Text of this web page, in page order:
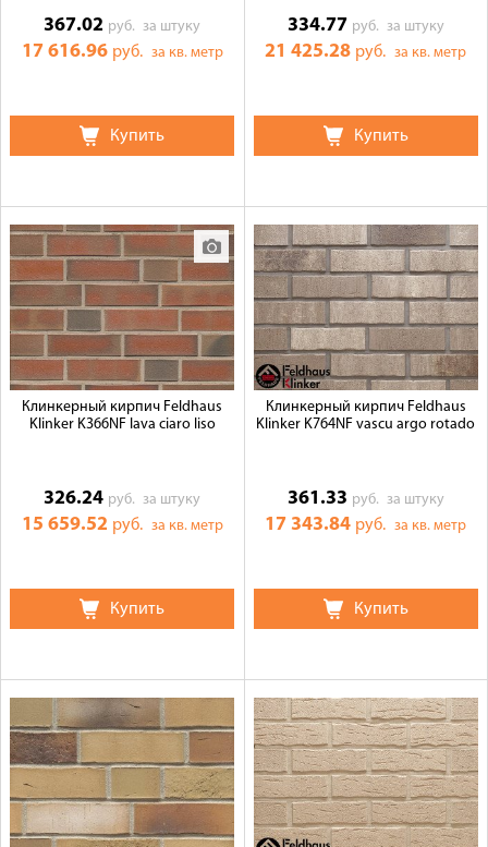
367.02 руб.за штуку
17 616.96 руб. за кв. метр
Купить
334.77 руб. за штуку
21 425.28 руб.за кв. метр
Купить
Клинкерный кирпич Feldhaus
Klinker K366NF lava ciaro liso
326.24 руб.за штуку
15 659.52 руб. за кв. метр
Купить
Клинкерный кирпич Feldhaus
Klinker K764NF vascu argo rotado
361.33 руб. за штуку
17 343.84 руб.за кв. метр
Купить